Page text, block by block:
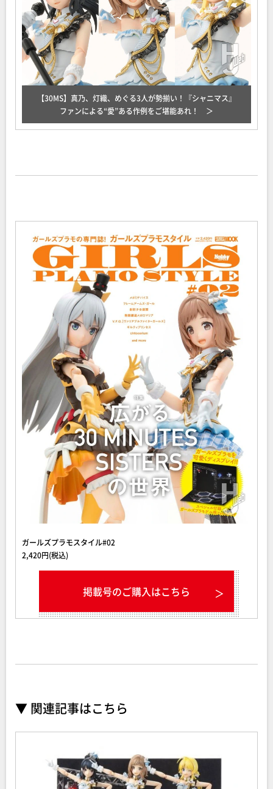
【30MS】真乃、灯織、めぐる3人が勢揃い！『シャニマス』
ファンによる“愛”ある作例をご堪能あれ！
ガールズプラモスタイル#02
2,420円(税込)
掲載号のご購入はこちら
▼ 関連記事はこちら